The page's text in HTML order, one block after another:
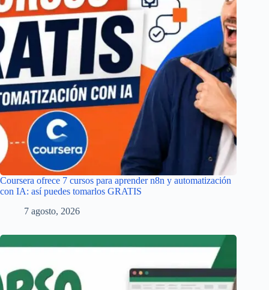
Coursera ofrece 7 cursos para aprender n8n y automatización
con IA: así puedes tomarlos GRATIS
7 agosto, 2026